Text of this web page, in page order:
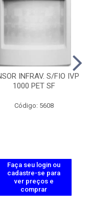
INFRAV. S/FIO IVP
1000 PET SF
Código: 5608
Faça seu login ou
cadastre-se para
ver preços e
comprar